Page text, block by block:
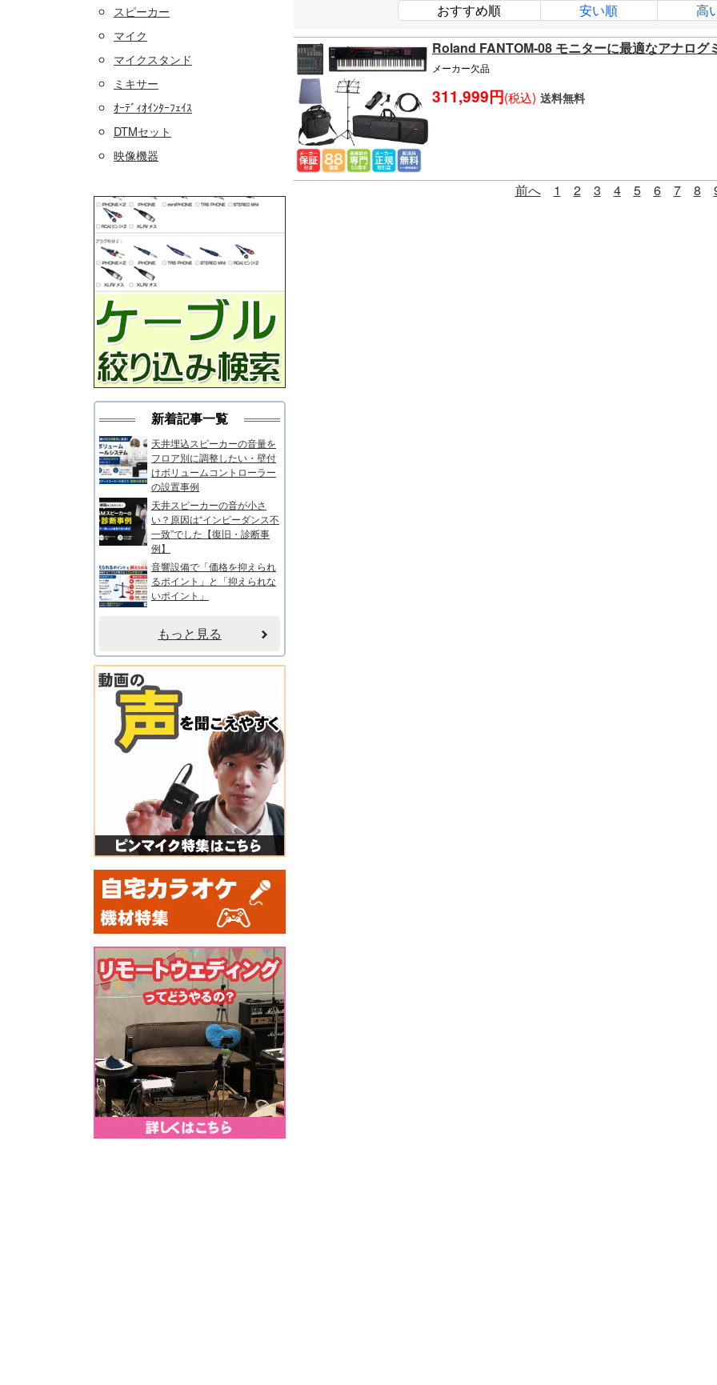
おすすめ順 安い順 高
Roland FANTOM-08 モニターに最適なアナログ
メーカー欠品
311,999円(税込) 送料無料
前へ 1 2 3 4 5 6 7 8
スピーカー
マイク
マイクスタンド
ミキサー
ｵｰﾃﾞｨｵｲﾝﾀｰﾌｪｲｽ
DTMセット
映像機器
新着記事一覧
天井埋込スピーカーの音量を
フロア別に調整したい・壁付
けボリュームコントローラー
の設置事例
天井スピーカーの音が小さ
い？原因は“インピーダンス不
一致”でした【復旧・診断事
例】
音響設備で「価格を抑えられ
るポイント」と「抑えられな
いポイント」
もっと見る